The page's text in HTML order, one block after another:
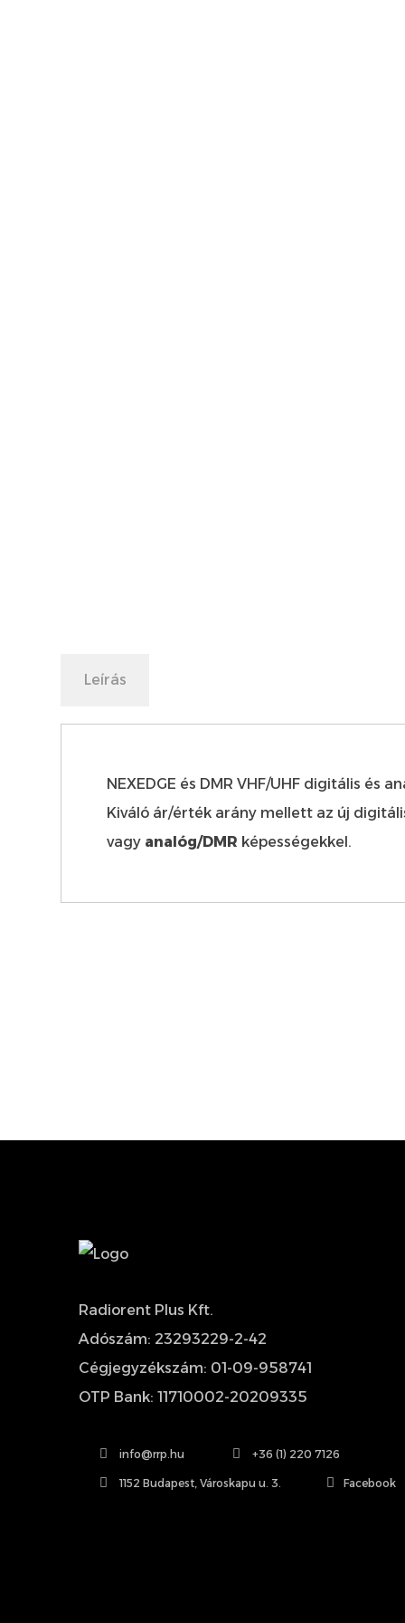
Leírás
NEXEDGE és DMR VHF/UHF digitális és
Kiváló ár/érték arány mellett az új
vagy analóg/DMR képességekkel.
Radiorent Plus Kft.
Adószám: 23293229-2-42
Cégjegyzékszám: 01-09-958741
OTP Bank: 11710002-20209335
info@rrp.hu +36 (1) 220 7126
1152 Budapest, Városkapu u. 3. Facebook